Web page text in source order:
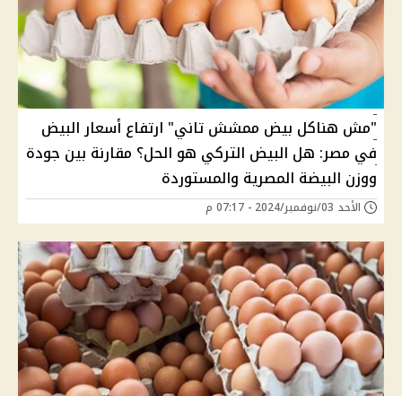
"مش هناكل بيض ممشش تاني" ارتفاع أسعار البيض
في مصر: هل البيض التركي هو الحل؟ مقارنة بين جودة
ووزن البيضة المصرية والمستوردة
الأحد 03/نوفمبر/2024 - 07:17 م